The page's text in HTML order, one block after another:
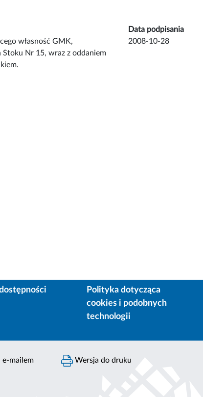
Data podpisania
własność GMK,
Nr 15, wraz z oddaniem
2008-10-28
Polityka dotycząca
cookies i podobnych
technologii
mailem Wersja do druku